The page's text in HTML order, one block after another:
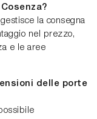
la consegna
nel prezzo,
e le aree
delle porte